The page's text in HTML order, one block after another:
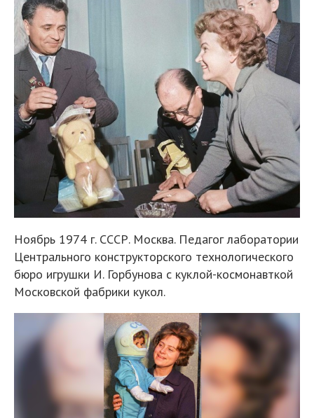
Ноябрь 1974 г. СССР. Москва. Педагог лаборатории
Центрального конструкторского технологического
бюро игрушки И. Горбунова с куклой-космонавткой
Московской фабрики кукол.